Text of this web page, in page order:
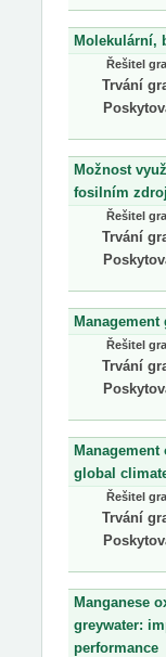
Molekulární,
Řešitel
Trvání
Možnost
fosilním
Řešitel
Trvání
Řešitel
Trvání
global
Řešitel
Trvání
Manganese
greywater:
performance